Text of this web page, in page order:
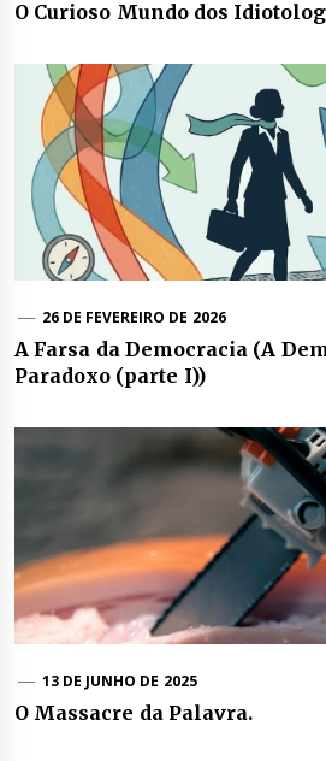
O Curioso Mundo dos
26 DE FEVEREIRO DE 2026
A Farsa da Democracia (A
Paradoxo (parte I))
13 DE JUNHO DE 2025
O Massacre da Palavra.